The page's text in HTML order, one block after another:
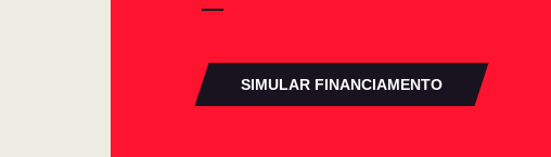
SIMULAR FINANCIAMENTO